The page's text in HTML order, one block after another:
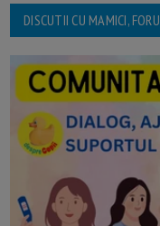
DISCUTII CU MAMICI,